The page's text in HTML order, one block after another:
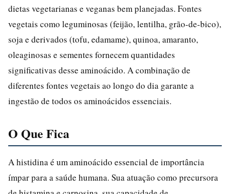
dietas vegetarianas e veganas bem planejadas. Fontes
vegetais como leguminosas (feijão, lentilha, grão-de-bico),
soja e derivados (tofu, edamame), quinoa, amaranto,
oleaginosas e sementes fornecem quantidades
significativas desse aminoácido. A combinação de
diferentes fontes vegetais ao longo do dia garante a
ingestão de todos os aminoácidos essenciais.
O Que Fica
A histidina é um aminoácido essencial de importância
ímpar para a saúde humana. Sua atuação como precursora